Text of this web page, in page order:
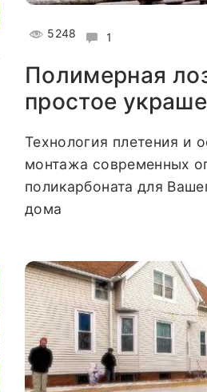
5248 1
Полимерная
простое
Технология плетения и
монтажа современных
поликарбоната для
дома